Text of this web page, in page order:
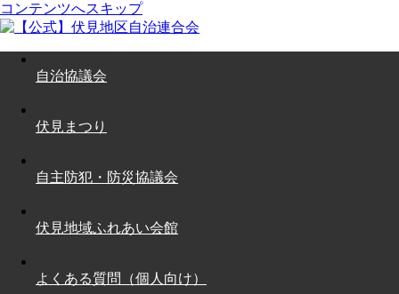
コンテンツへスキップ
自治協議会
伏見まつり
自主防犯・防災協議会
伏見地域ふれあい会館
よくある質問（個人向け）